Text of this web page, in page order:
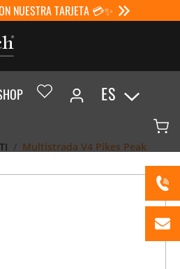
NUESTRA TARJETA 💳✨
ES
Multistrada V4 Pikes Peak